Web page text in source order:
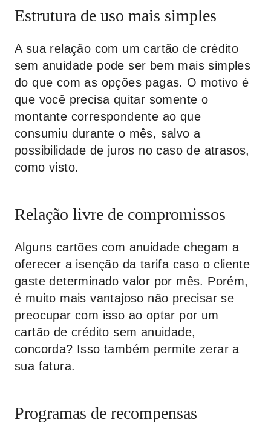
Estrutura de uso mais simples
A sua relação com um cartão de crédito
sem anuidade pode ser bem mais simples
do que com as opções pagas. O motivo é
que você precisa quitar somente o
montante correspondente ao que
consumiu durante o mês, salvo a
possibilidade de juros no caso de atrasos,
como visto.
Relação livre de compromissos
Alguns cartões com anuidade chegam a
oferecer a isenção da tarifa caso o cliente
gaste determinado valor por mês. Porém,
é muito mais vantajoso não precisar se
preocupar com isso ao optar por um
cartão de crédito sem anuidade,
concorda? Isso também permite zerar a
sua fatura.
Programas de recompensas